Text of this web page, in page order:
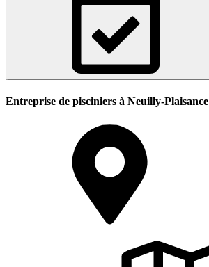
Entreprise de pisciniers à Neuilly-Plaisance